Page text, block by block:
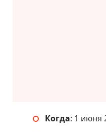
Когда: 1 июня